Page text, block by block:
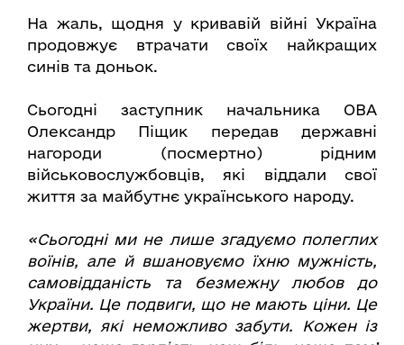
На жаль, щодня у кривавій війні Україна
продовжує втрачати своїх найкращих
синів та доньок.
Сьогодні заступник начальника ОВА
Олександр Піщик передав державні
нагороди (посмертно) рідним
військовослужбовців, які віддали свої
життя за майбутнє українського народу.
«Сьогодні ми не лише згадуємо полеглих
воїнів, але й вшановуємо їхню мужність,
самовідданість та безмежну любов до
України. Це подвиги, що не мають ціни. Це
жертви, які неможливо забути. Кожен із